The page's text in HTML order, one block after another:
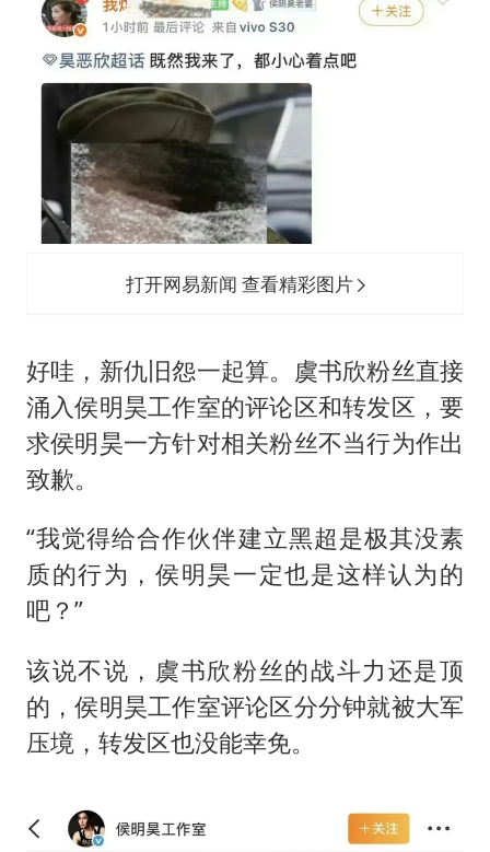
打开网易新闻 查看精彩图片
好哇，新仇旧怨一起算。虞书欣粉丝直接
涌入侯明昊工作室的评论区和转发区，要
求侯明昊一方针对相关粉丝不当行为作出
致歉。
“我觉得给合作伙伴建立黑超是极其没素
质的行为，侯明昊一定也是这样认为的
吧？”
该说不说，虞书欣粉丝的战斗力还是顶
的，侯明昊工作室评论区分分钟就被大军
压境，转发区也没能幸免。